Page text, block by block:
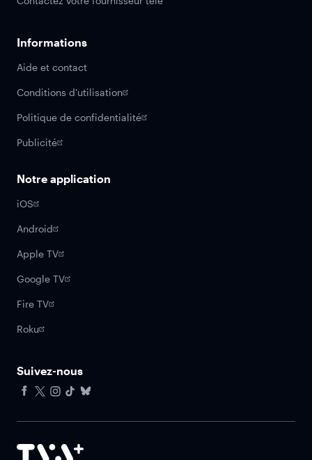
Informations
Aide et contact
Conditions d'utilisation
Politique de confidentialité
Publicité
Notre application
iOS
Android
Apple TV
Google TV
Fire TV
Roku
Suivez-nous